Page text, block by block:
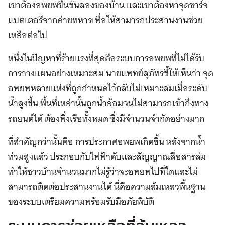
เขาต้องอพยพขึ้นชั้นสองของบ้าน และเขาต้องหาจุดชาร์จ
แบตเตอรีจากค่ายทหารเพื่อให้สามารถประสานงานช่วย
เหลือต่อไป
หนึ่งในปัญหาที่ร้ายแรงที่สุดคือระบบการอพยพที่ไม่ได้รับ
การวางแผนอย่างเหมาะสม นายแพทย์สุภัทรชี้ให้เห็นว่า จุด
อพยพหลายแห่งที่ถูกกำหนดไว้กลับไม่เหมาะสมเมื่อระดับ
น้ำสูงขึ้น พื้นที่เหล่านั้นถูกน้ำล้อมจนไม่สามารถเข้าถึงทาง
รถยนต์ได้ ต้องพึ่งเรือทั้งหมด ซึ่งมีจำนวนจำกัดอย่างมาก
ที่สำคัญกว่านั้นคือ การประกาศอพยพเกิดขึ้น หลังจากน้ำ
ท่วมสูงแล้ว ประกอบกับไฟฟ้าดับและสัญญาณสื่อสารล่ม
ทำให้ชาวบ้านจำนวนมากไม่รู้ว่าจะอพยพไปที่ใดและไม่
สามารถติดต่อประสานงานได้ นี่คือความล้มเหลวพื้นฐาน
ของระบบเตรียมความพร้อมรับมือภัยพิบัติ